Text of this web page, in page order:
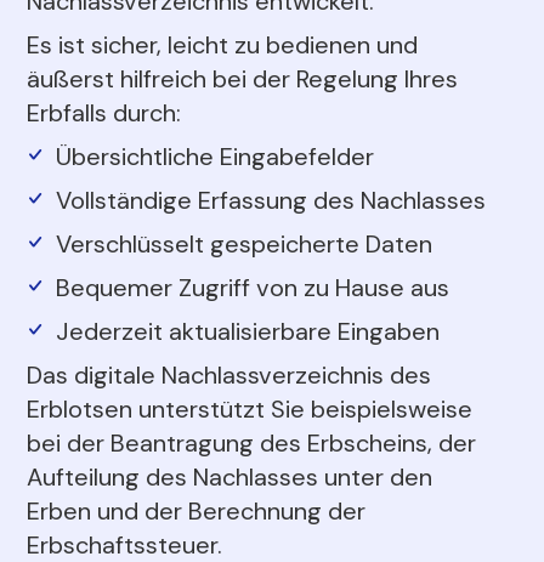
Es ist sicher, leicht zu bedienen und
äußerst hilfreich bei der Regelung Ihres
Erbfalls durch:
Übersichtliche Eingabefelder
Vollständige Erfassung des Nachlasses
Verschlüsselt gespeicherte Daten
Bequemer Zugriff von zu Hause aus
Jederzeit aktualisierbare Eingaben
Das digitale Nachlassverzeichnis des
Erblotsen unterstützt Sie beispielsweise
bei der Beantragung des Erbscheins, der
Aufteilung des Nachlasses unter den
Erben und der Berechnung der
Erbschaftssteuer.